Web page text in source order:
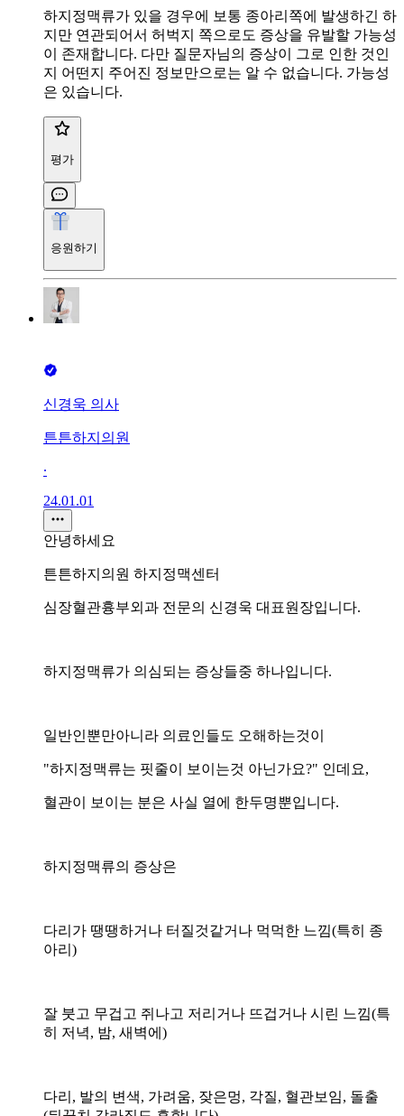
하지정맥류가 있을 경우에 보통 종아리쪽에 발생하긴 하
지만 연관되어서 허벅지 쪽으로도 증상을 유발할 가능성
이 존재합니다. 다만 질문자님의 증상이 그로 인한 것인
지 어떤지 주어진 정보만으로는 알 수 없습니다. 가능성
은 있습니다.
평가
응원하기
신경욱 의사
튼튼하지의원
∙
24.01.01
안녕하세요
튼튼하지의원 하지정맥센터
심장혈관흉부외과 전문의 신경욱 대표원장입니다.
하지정맥류가 의심되는 증상들중 하나입니다.
일반인뿐만아니라 의료인들도 오해하는것이
"하지정맥류는 핏줄이 보이는것 아닌가요?" 인데요,
혈관이 보이는 분은 사실 열에 한두명뿐입니다.
하지정맥류의 증상은
다리가 땡땡하거나 터질것같거나 먹먹한 느낌(특히 종
아리)
잘 붓고 무겁고 쥐나고 저리거나 뜨겁거나 시린 느낌(특
히 저녁, 밤, 새벽에)
다리, 발의 변색, 가려움, 잦은멍, 각질, 혈관보임, 돌출